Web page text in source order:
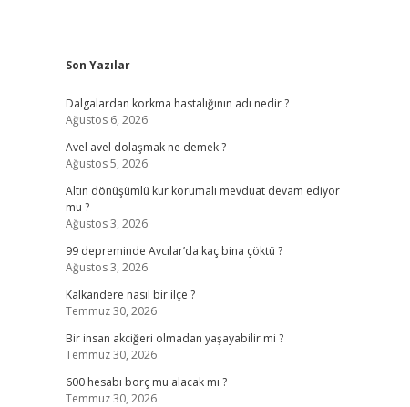
Sidebar
Son Yazılar
Dalgalardan korkma hastalığının adı nedir ?
Ağustos 6, 2026
Avel avel dolaşmak ne demek ?
Ağustos 5, 2026
Altın dönüşümlü kur korumalı mevduat devam ediyor
mu ?
Ağustos 3, 2026
99 depreminde Avcılar’da kaç bina çöktü ?
Ağustos 3, 2026
Kalkandere nasıl bir ilçe ?
Temmuz 30, 2026
Bir insan akciğeri olmadan yaşayabilir mi ?
Temmuz 30, 2026
600 hesabı borç mu alacak mı ?
Temmuz 30, 2026